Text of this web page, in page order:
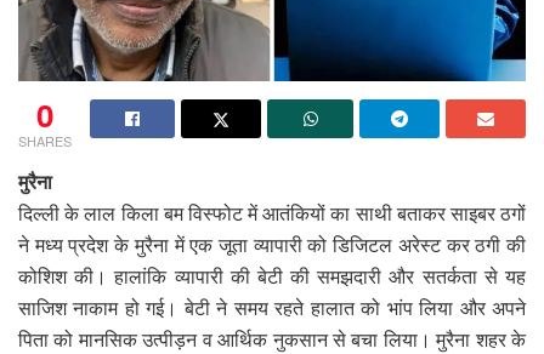
0
SHARES
मुरैना
दिल्ली के लाल किला बम विस्फोट में आतंकियों का साथी बताकर साइबर ठगों
ने मध्य प्रदेश के मुरैना में एक जूता व्यापारी को डिजिटल अरेस्ट कर ठगी की
कोशिश की। हालांकि व्यापारी की बेटी की समझदारी और सतर्कता से यह
साजिश नाकाम हो गई। बेटी ने समय रहते हालात को भांप लिया और अपने
पिता को मानसिक उत्पीड़न व आर्थिक नुकसान से बचा लिया। मुरैना शहर के